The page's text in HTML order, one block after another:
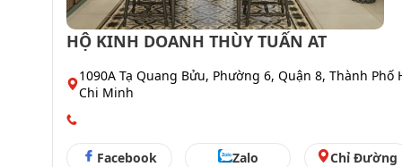
HỘ KINH DOANH THÙY TUẤN AT
1090A Tạ Quang Bửu, Phường 6, Quận 8, Thành Phố
Chi Minh
Facebook Zalo Chỉ Đường